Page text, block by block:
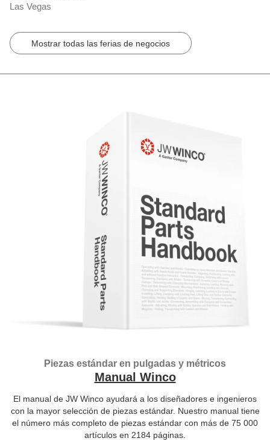
Las Vegas
Mostrar todas las ferias de negocios
Piezas estándar en pulgadas y métricos
Manual Winco
El manual de JW Winco ayudará a los diseñadores e ingenieros
con la mayor selección de piezas estándar. Nuestro manual tiene
el número más completo de piezas estándar con más de 75 000
artículos en 2184 páginas.